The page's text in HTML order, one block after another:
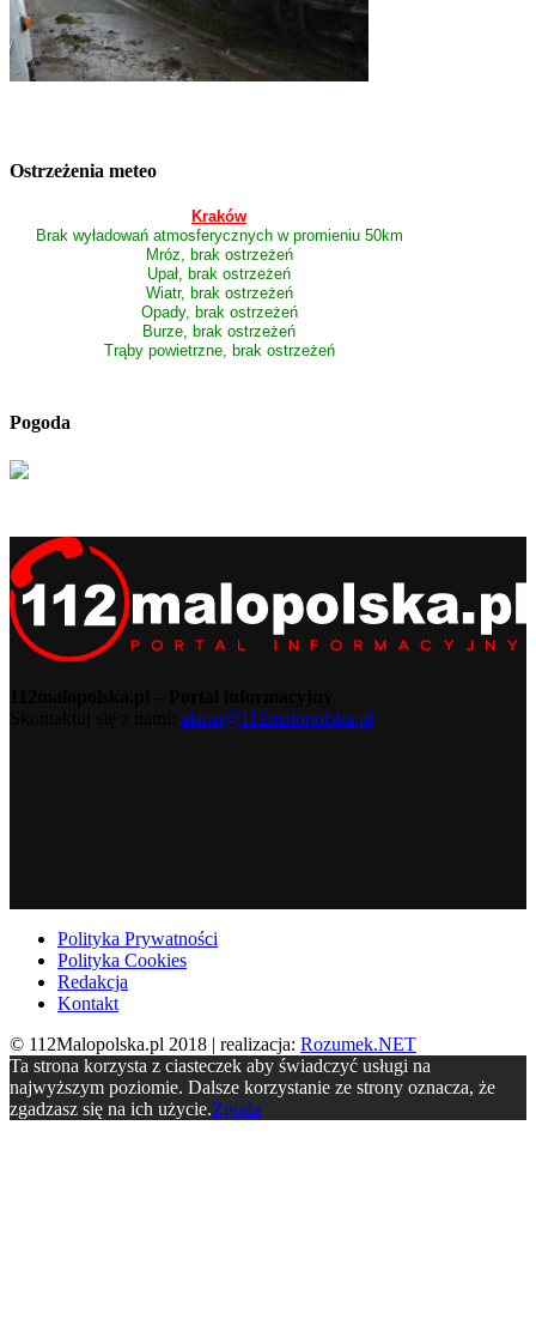
Ostrzeżenia meteo
Kraków
Brak wyładowań atmosferycznych w promieniu 50km
Mróz, brak ostrzeżeń
Upał, brak ostrzeżeń
Wiatr, brak ostrzeżeń
Opady, brak ostrzeżeń
Burze, brak ostrzeżeń
Trąby powietrzne, brak ostrzeżeń
Pogoda
alarm@112malopolska.pl
Polityka Prywatności
Polityka Cookies
Redakcja
Kontakt
© 112Malopolska.pl 2018 | realizacja: Rozumek.NET
Ta strona korzysta z ciasteczek aby świadczyć usługi na
najwyższym poziomie. Dalsze korzystanie ze strony oznacza, że
zgadzasz się na ich użycie.Zgoda